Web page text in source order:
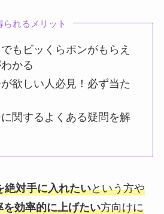
られるメリット
もビッくらポンがもらえ
かる
欲しい人必見！必ず当た
関するよくある疑問を解
絶対手に入れたいという方や
効率的に上げたい方向けに